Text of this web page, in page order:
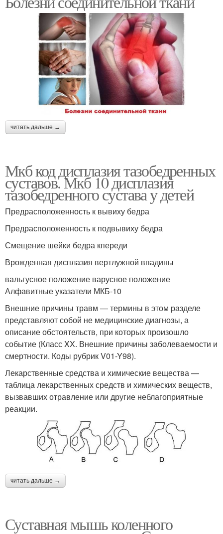
читать дальше →
Мкб код дисплазия тазобедренных
суставов. Мкб 10 дисплазия
тазобедренного сустава у детей
Предрасположенность к вывиху бедра
Предрасположенность к подвывиху бедра
Смещение шейки бедра кпереди
Врожденная дисплазия вертлужной впадины
вальгусное положение варусное положение
Алфавитные указатели МКБ-10
Внешние причины травм — термины в этом разделе
представляют собой не медицинские диагнозы, а
описание обстоятельств, при которых произошло
событие (Класс XX. Внешние причины заболеваемости и
смертности. Коды рубрик V01-Y98).
Лекарственные средства и химические вещества —
таблица лекарственных средств и химических веществ,
вызвавших отравление или другие неблагоприятные
реакции.
читать дальше →
Суставная мышь коленного